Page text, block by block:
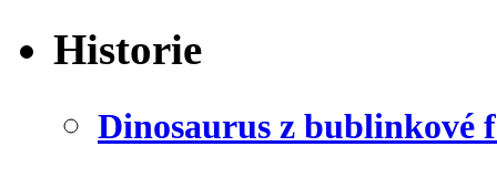
Historie
Dinosaurus z bublinkové